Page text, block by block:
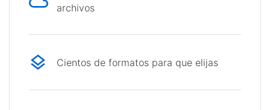
archivos
Cientos de formatos para que elijas